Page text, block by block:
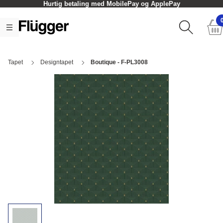
Hurtig betaling med MobilePay og ApplePay
Tapet Designtapet Boutique - F-PL3008